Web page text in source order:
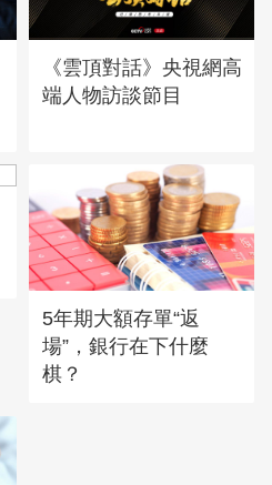
《雲頂對話》央視網高
端人物訪談節目
5年期大額存單“返
場”，銀行在下什麼
棋？